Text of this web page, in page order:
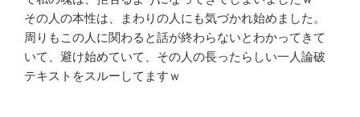
その人の本性は、まわりの人にも気づかれ始めました。
周りもこの人に関わると話が終わらないとわかってきて
いて、避け始めていて、その人の長ったらしい一人論破
テキストをスルーしてますｗ